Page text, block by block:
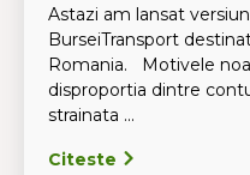
Astazi am lansat
BurseiTransport
Romania. Motivele
disproportia dintre
strainata ...
Citeste